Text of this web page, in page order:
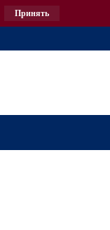
Принять